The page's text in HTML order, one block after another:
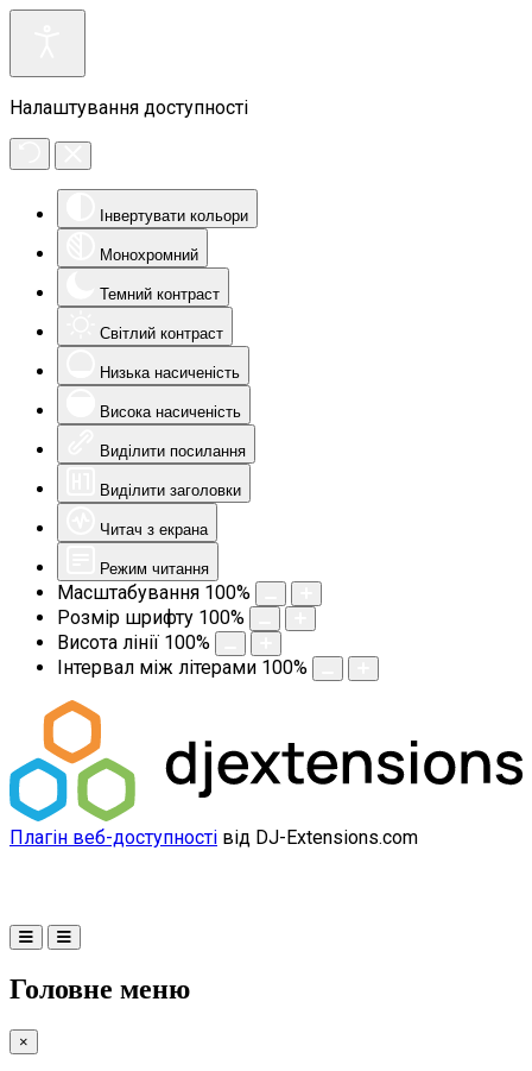
Налаштування доступності
Інвертувати кольори
Монохромний
Темний контраст
Світлий контраст
Низька насиченість
Висока насиченість
Виділити посилання
Виділити заголовки
Читач з екрана
Режим читання
Масштабування 100%
Розмір шрифту 100%
Висота лінії 100%
Інтервал між літерами 100%
Плагін веб-доступності від DJ-Extensions.com
Головне меню
×